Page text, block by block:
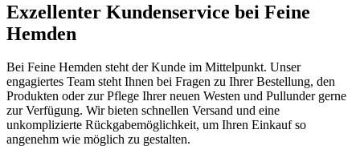
Exzellenter Kundenservice bei Feine
Hemden
Bei Feine Hemden steht der Kunde im Mittelpunkt. Unser
engagiertes Team steht Ihnen bei Fragen zu Ihrer Bestellung, den
Produkten oder zur Pflege Ihrer neuen Westen und Pullunder gerne
zur Verfügung. Wir bieten schnellen Versand und eine
unkomplizierte Rückgabemöglichkeit, um Ihren Einkauf so
angenehm wie möglich zu gestalten.